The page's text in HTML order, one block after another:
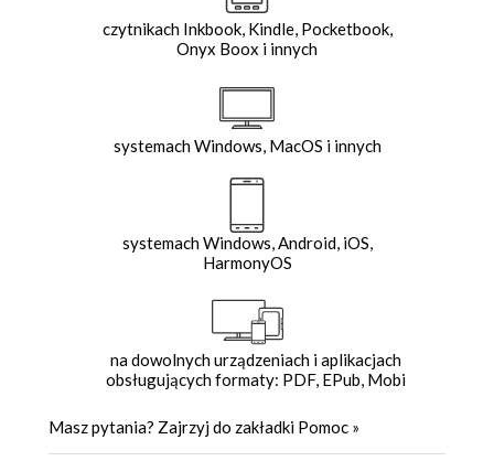
czytnikach Inkbook, Kindle, Pocketbook,
Onyx Boox i innych
systemach Windows, MacOS i innych
systemach Windows, Android, iOS,
HarmonyOS
na dowolnych urządzeniach i aplikacjach
obsługujących formaty: PDF, EPub, Mobi
Masz pytania? Zajrzyj do zakładki Pomoc »